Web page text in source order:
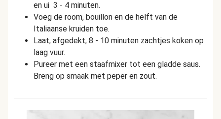
en ui 3 - 4 minuten.
Voeg de room, bouillon en de helft van de
Italiaanse kruiden toe.
Laat, afgedekt, 8 - 10 minuten zachtjes koken op
laag vuur.
Pureer met een staafmixer tot een gladde saus.
Breng op smaak met peper en zout.